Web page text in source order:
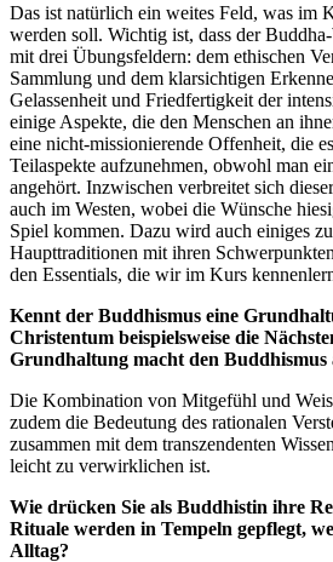
Das ist natürlich ein weites Feld, was im
werden soll. Wichtig ist, dass der
mit drei Übungsfeldern: dem ethischen
Sammlung und dem klarsichtigen
Gelassenheit und Friedfertigkeit der
einige Aspekte, die den Menschen an
eine nicht-missionierende Offenheit, die
Teilaspekte aufzunehmen, obwohl man
angehört. Inzwischen verbreitet sich
auch im Westen, wobei die Wünsche
Spiel kommen. Dazu wird auch einiges
Haupttraditionen mit ihren
den Essentials, die wir im Kurs
Kennt der Buddhismus eine
Christentum beispielsweise die
Grundhaltung macht den Buddhismus
Die Kombination von Mitgefühl und
zudem die Bedeutung des rationalen
zusammen mit dem transzendenten
leicht zu verwirklichen ist.
Wie drücken Sie als Buddhistin ihre
Rituale werden in Tempeln gepflegt,
Alltag?